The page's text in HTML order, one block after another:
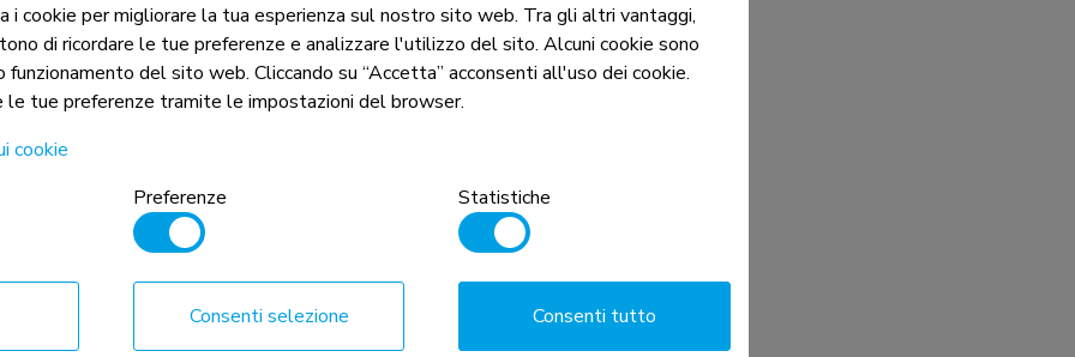
i cookie per migliorare la tua esperienza sul nostro sito web. Tra gli altri vantaggi,
di ricordare le tue preferenze e analizzare l'utilizzo del sito. Alcuni cookie sono
del sito web. Cliccando su “Accetta” acconsenti all'uso dei cookie.
le tue preferenze tramite le impostazioni del browser.
cookie
Preferenze Statistiche
Consenti selezione Consenti tutto